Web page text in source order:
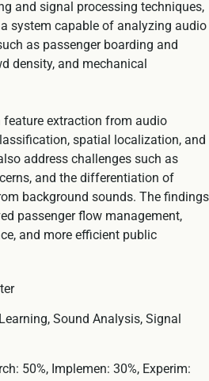
and signal processing techniques,
system capable of analyzing audio
as passenger boarding and
density, and mechanical
extraction from audio
spatial localization, and
address challenges such as
and the differentiation of
background sounds. The findings
passenger flow management,
and more efficient public
Sound Analysis, Signal
50%, Implemen: 30%, Experim: